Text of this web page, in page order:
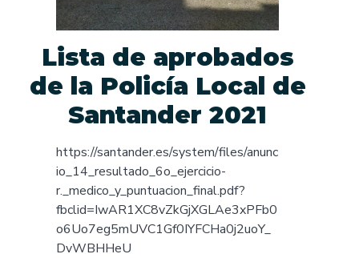
Lista de aprobados
de la Policía Local de
Santander 2021
https://santander.es/system/files/anunc
io_14_resultado_6o_ejercicio-
r._medico_y_puntuacion_final.pdf?
fbclid=IwAR1XC8vZkGjXGLAe3xPFb0
o6Uo7eg5mUVC1Gf0IYFCHa0j2uoY_
DvWBHHeU